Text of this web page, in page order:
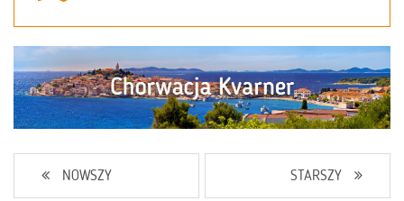
NOWSZY STARSZY